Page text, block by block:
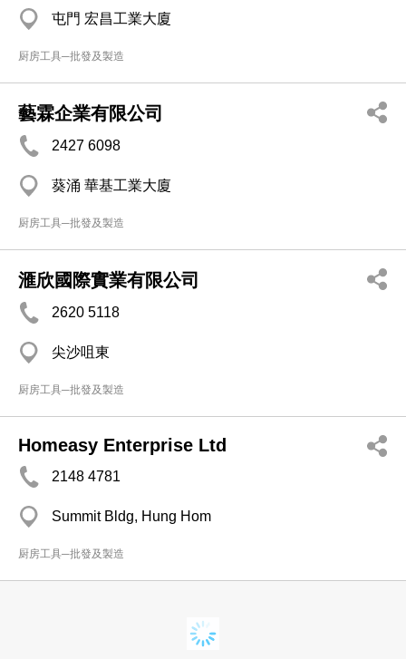
屯門 宏昌工業大廈
厨房工具─批發及製造
藝霖企業有限公司
2427 6098
葵涌 華基工業大廈
厨房工具─批發及製造
滙欣國際實業有限公司
2620 5118
尖沙咀東
厨房工具─批發及製造
Homeasy Enterprise Ltd
2148 4781
Summit Bldg, Hung Hom
厨房工具─批發及製造